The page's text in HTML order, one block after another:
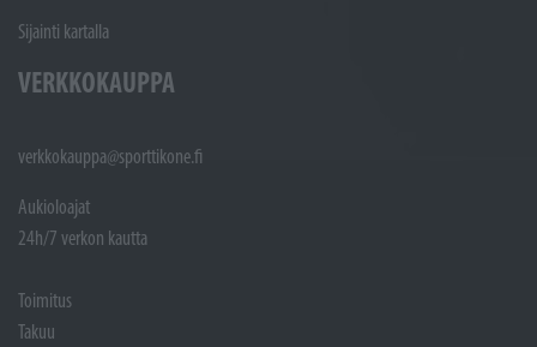
Sijainti kartalla
VERKKOKAUPPA
verkkokauppa@sporttikone.fi
Aukioloajat
24h/7 verkon kautta
Toimitus
Takuu